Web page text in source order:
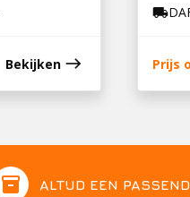
Bekijken east
local_shipping
Prijs
inventory ALTIJD EEN